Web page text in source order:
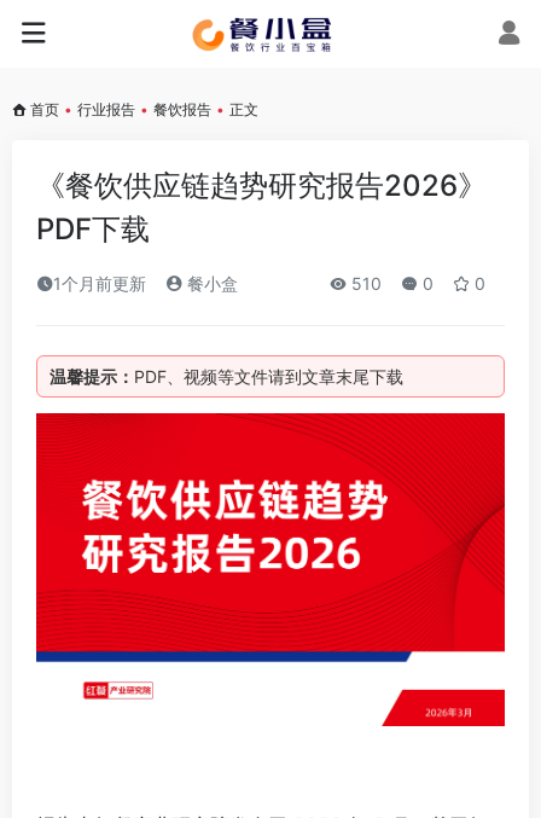
首页 • 行业报告 • 餐饮报告 • 正文
《餐饮供应链趋势研究报告2026》
PDF下载
1个月前更新 餐小盒 510 0 0
温馨提示： PDF、视频等文件请到文章末尾下载